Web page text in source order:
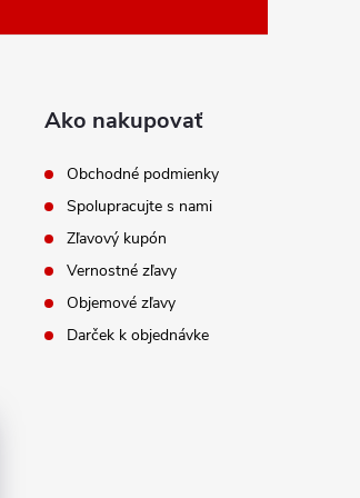
Ako nakupovať
Obchodné podmienky
Spolupracujte s nami
Zľavový kupón
Vernostné zľavy
Objemové zľavy
Darček k objednávke